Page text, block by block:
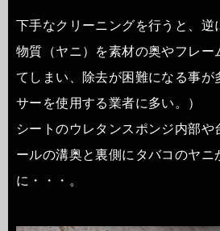
下手なクリーニングを行うと、逆
物質（ヤニ）を素材の奥やフレー
てしまい、除去が困難になる事が
サーを使用する業者に多い。）
シートのウレタンスポンジ内部や
ールの溝奥と裏側にタバコのヤニ
に・・・。